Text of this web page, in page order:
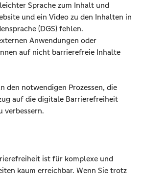
Sprache zum Inhalt und
und ein Video zu den Inhalten in
(DGS) fehlen.
Anwendungen oder
auf nicht barrierefreie Inhalte
den notwendigen Prozessen, die
auf die digitale Barrierefreiheit
verbessern.
ist für komplexe und
kaum erreichbar. Wenn Sie trotz